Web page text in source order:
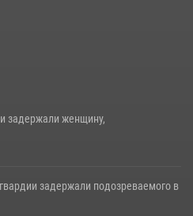
задержали женщину,
задержали подозреваемого в